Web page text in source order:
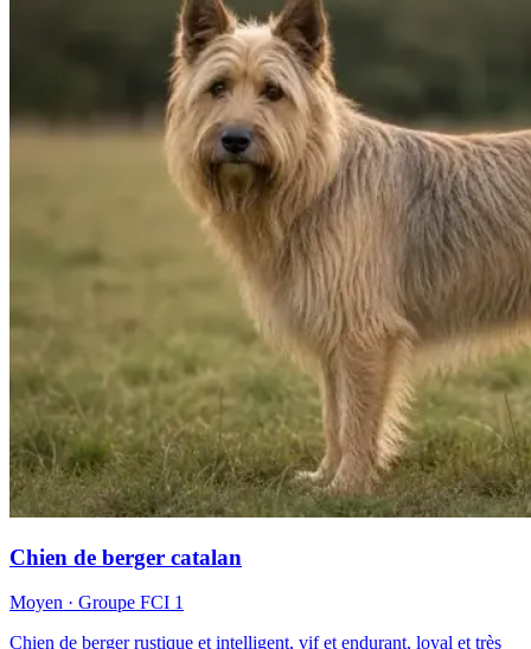
Chien de berger catalan
Moyen · Groupe FCI 1
Chien de berger rustique et intelligent, vif et endurant, loyal et très